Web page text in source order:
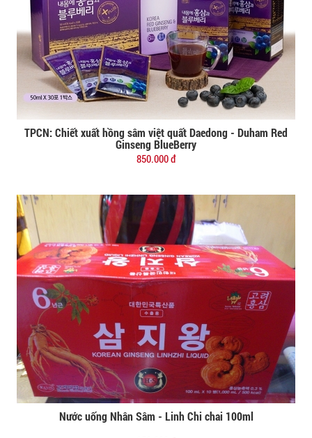
Đặt mua
TPCN: Chiết xuất hồng sâm việt quất Daedong - Duham Red
Ginseng BlueBerry
850.000 đ
Đặt mua
Nước uống Nhân Sâm - Linh Chi chai 100ml